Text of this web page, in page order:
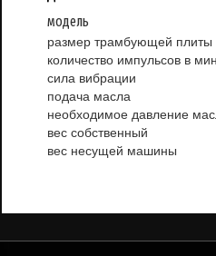
модель
размер трамбующей плиты
количество импульсов в
сила вибрации
подача масла
необходимое давление
вес собственный
вес несущей машины